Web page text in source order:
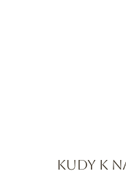
KUDY K